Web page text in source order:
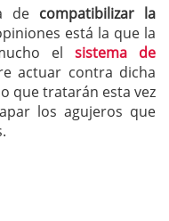
de compatibilizar la
está la que la
el sistema de
actuar contra dicha
que tratarán esta vez
los agujeros que